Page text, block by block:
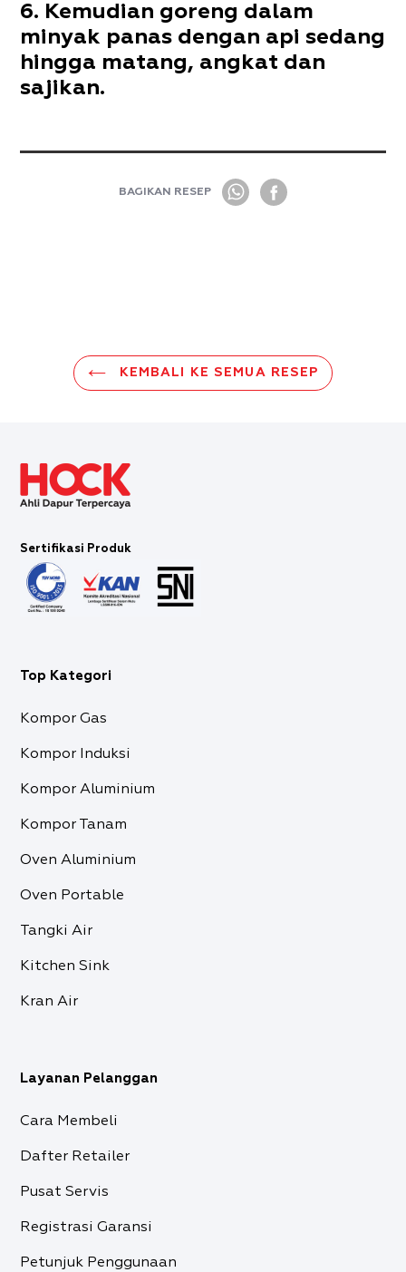
Kemudian goreng dalam
minyak panas dengan api sedang
hingga matang, angkat dan
sajikan.
BAGIKAN RESEP
KEMBALI KE SEMUA RESEP
Sertifikasi Produk
Top Kategori
Kompor Gas
Kompor Induksi
Kompor Aluminium
Kompor Tanam
Oven Aluminium
Oven Portable
Tangki Air
Kitchen Sink
Kran Air
Layanan Pelanggan
Cara Membeli
Dafter Retailer
Pusat Servis
Registrasi Garansi
Petunjuk Penggunaan